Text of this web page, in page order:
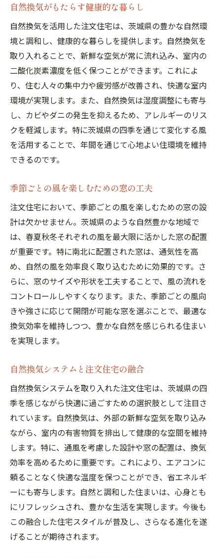
自然換気がもたらす健康的な暮らし
自然換気を活用した注文住宅は、茨城県の豊かな自然環
境と調和し、健康的な暮らしを提供します。自然換気を
取り入れることで、新鮮な空気が常に流れ込み、室内の
二酸化炭素濃度を低く保つことができます。これによ
り、住む人々の集中力や疲労感が改善され、快適な室内
環境が実現します。また、自然換気は湿度調整にも寄与
し、カビやダニの発生を抑えるため、アレルギーのリス
クを軽減します。特に茨城県の四季を通じて変化する風
を活用することで、年間を通じて心地よい住環境を維持
できるのです。
季節ごとの風を楽しむための窓の工夫
注文住宅において、季節ごとの風を楽しむための窓の設
計は欠かせません。茨城県のような自然豊かな地域で
は、春夏秋冬それぞれの風を最大限に活かした窓の配置
が重要です。特に南北に配置された窓は、通気性を高
め、自然の風を効率良く取り込むために効果的です。さ
らに、窓のサイズや形状を工夫することで、風の流れを
コントロールしやすくなります。また、季節ごとの風向
きや強さに応じて開閉が可能な窓を選ぶことで、最適な
換気効率を維持しつつ、豊かな自然を感じられる住まい
を実現します。
自然換気システムと注文住宅の融合
自然換気システムを取り入れた注文住宅は、茨城県の四
季を感じながら快適に過ごすための選択肢として注目さ
れています。自然換気は、外部の新鮮な空気を取り込み
ながら、室内の有害物質を排出して健康的な空間を維持
します。特に、通風を考慮した設計や窓の配置は、換気
効率を高めるために重要です。これにより、エアコンに
頼ることなく快適な温度を保つことができ、省エネルギ
ーにも寄与します。自然と調和した住まいは、心身とも
にリフレッシュされ、豊かな生活を実現します。今後も
この融合した住宅スタイルが普及し、さらなる進化を遂
げることが期待されます。